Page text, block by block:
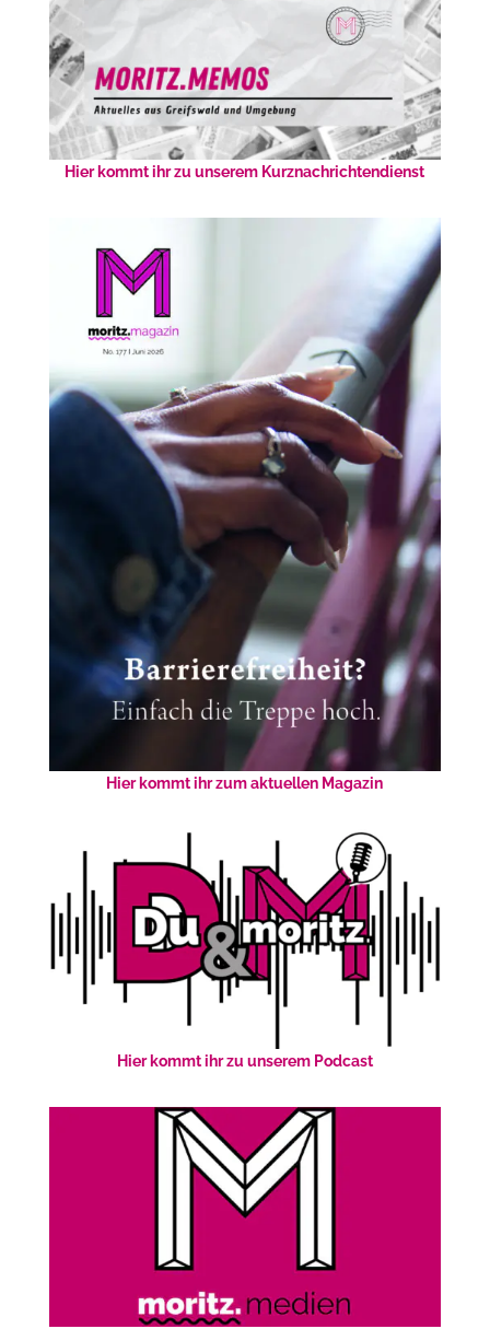
Hier kommt ihr zu unserem Kurznachrichtendienst
Hier kommt ihr zum aktuellen Magazin
Hier kommt ihr zu unserem Podcast